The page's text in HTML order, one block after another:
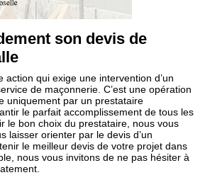
son devis de
action qui exige une intervention d’un
de maçonnerie. C’est une opération
uniquement par un prestataire
le parfait accomplissement de tous les
le bon choix du prestataire, nous vous
laisser orienter par le devis d’un
le meilleur devis de votre projet dans
nous vous invitons de ne pas hésiter à